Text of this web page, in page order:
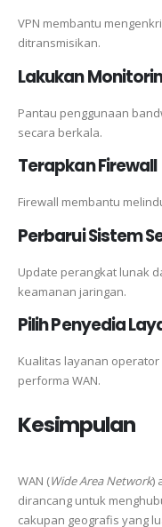
VPN membantu
ditransmisikan.
Lakukan
Pantau penggunaan
secara berkala.
Terapkan Firewall
Firewall membantu
Perbarui Sistem
Update perangkat lunak
keamanan jaringan.
Pilih Penyedia
Kualitas layanan
performa WAN.
Kesimpulan
WAN (Wide Area Network)
dirancang untuk
cakupan geografis yang